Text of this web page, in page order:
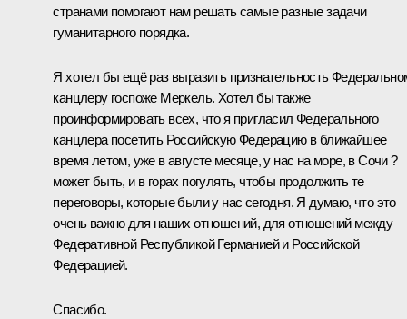
странами помогают нам решать самые разные задачи
гуманитарного порядка.
Я хотел бы ещё раз выразить признательность
канцлеру госпоже Меркель. Хотел бы также
проинформировать всех, что я пригласил Федерального
канцлера посетить Российскую Федерацию в ближайшее
время летом, уже в августе месяце, у нас на море, в Сочи ?
может быть, и в горах погулять, чтобы продолжить те
переговоры, которые были у нас сегодня. Я думаю, что это
очень важно для наших отношений, для отношений между
Федеративной Республикой Германией и Российской
Федерацией.
Спасибо.